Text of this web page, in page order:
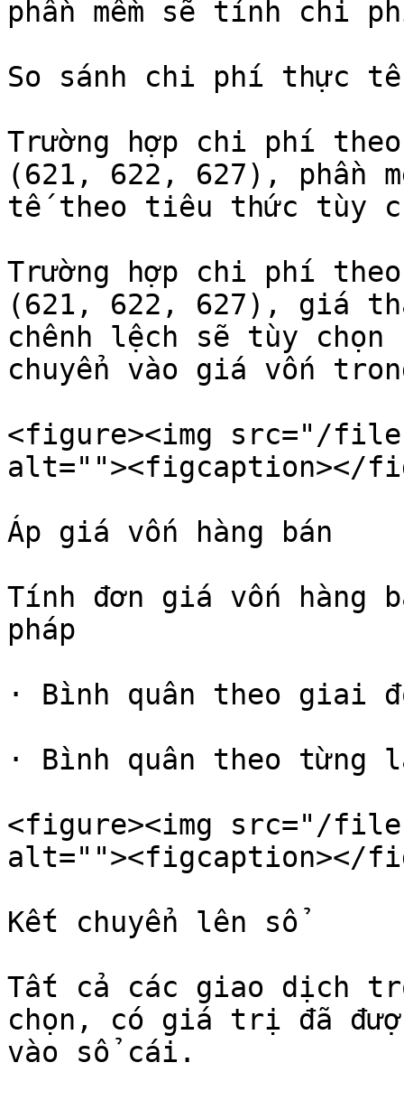
phần mềm sẽ tính chi
So sánh chi phí thực
Trường hợp chi phí
(621, 622, 627), phần
tế theo tiêu thức tùy
Trường hợp chi phí
(621, 622, 627), giá
chênh lệch sẽ tùy
chuyển vào giá vốn
<figure><img src="/files/
alt=""><figcaption></
Áp giá vốn hàng bán
Tính đơn giá vốn hàng
pháp
· Bình quân theo giai
· Bình quân theo từng
<figure><img src="/files/
alt=""><figcaption></
Kết chuyển lên sổ
Tất cả các giao dịch
chọn, có giá trị đã
vào sổ cái.